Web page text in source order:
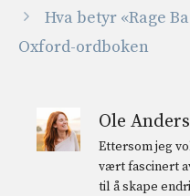
Hva betyr «Rage
Oxford-ordboken
Ole
Ettersom jeg
vært fascinert
til å skape